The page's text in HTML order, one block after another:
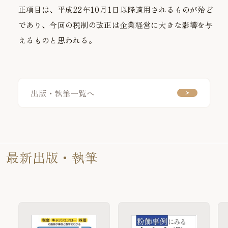
正項目は、平成22年10月1日以降適用されるものが殆ど
であり、今回の税制の改正は企業経営に大きな影響を与
えるものと思われる。
出版・執筆一覧へ
最新出版・執筆